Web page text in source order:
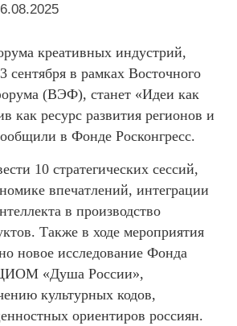
креативных индустрий,
сентября в рамках Восточного
(ВЭФ), станет «Идеи как
как ресурс развития регионов и
в Фонде Росконгресс.
10 стратегических сессий,
впечатлений, интеграции
в производство
Также в ходе мероприятия
новое исследование Фонда
«Душа России»,
культурных кодов,
ориентиров россиян.